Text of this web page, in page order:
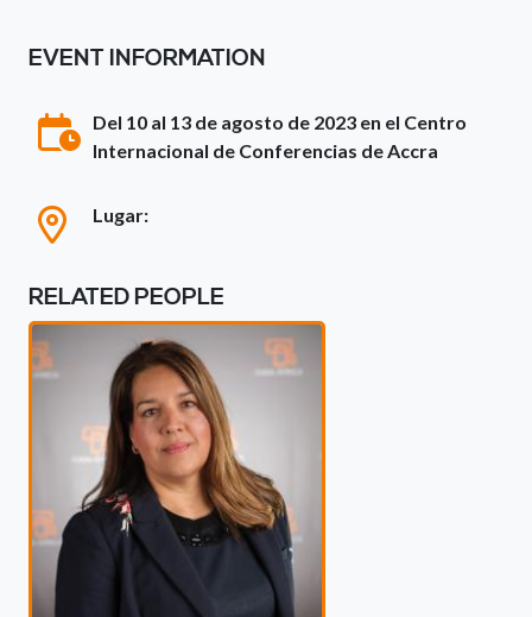
EVENT INFORMATION
Del 10 al 13 de agosto de 2023 en el Centro
Internacional de Conferencias de Accra
Lugar:
RELATED PEOPLE